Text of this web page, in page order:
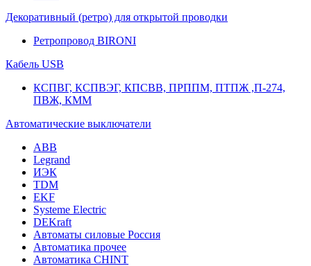
Декоративный (ретро) для открытой проводки
Ретропровод BIRONI
Кабель USB
КСПВГ, КСПВЭГ, КПСВВ, ПРППМ, ПТПЖ ,П-274,
ПВЖ, КММ
Автоматические выключатели
ABB
Legrand
ИЭК
TDM
EKF
Systeme Electric
DEKraft
Автоматы силовые Россия
Автоматика прочее
Автоматика CHINT